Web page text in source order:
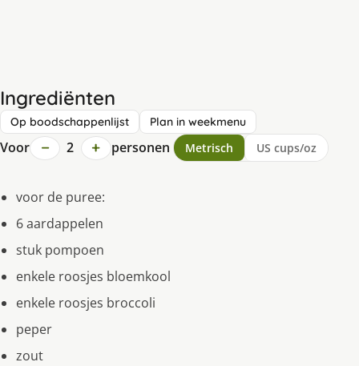
Ingrediënten
Op boodschappenlijst Plan in weekmenu
Voor − 2 + personen Metrisch US cups/oz
voor de puree:
6 aardappelen
stuk pompoen
enkele roosjes bloemkool
enkele roosjes broccoli
peper
zout